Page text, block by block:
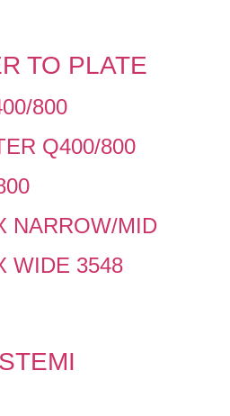
TO PLATE
800
Q400/800
NARROW/MID
WIDE 3548